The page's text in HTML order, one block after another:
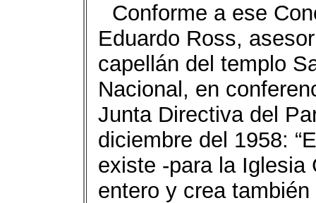
Conforme a ese
Eduardo Ross,
capellán del templo
Nacional, en
Junta Directiva del
diciembre del 1958:
existe -para la Iglesia
entero y crea